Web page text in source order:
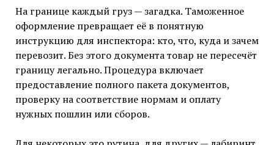
На границе каждый груз — загадка. Таможенное
оформление превращает её в понятную
инструкцию для инспектора: кто, что, куда и зачем
перевозит. Без этого документа товар не пересечёт
границу легально. Процедура включает
предоставление полного пакета документов,
проверку на соответствие нормам и оплату
нужных пошлин или сборов.